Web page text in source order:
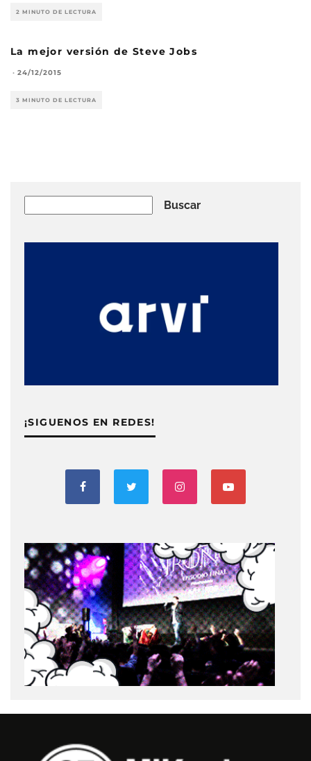
2 MINUTO DE LECTURA
La mejor versión de Steve Jobs
· 24/12/2015
3 MINUTO DE LECTURA
Buscar
¡SIGUENOS EN REDES!